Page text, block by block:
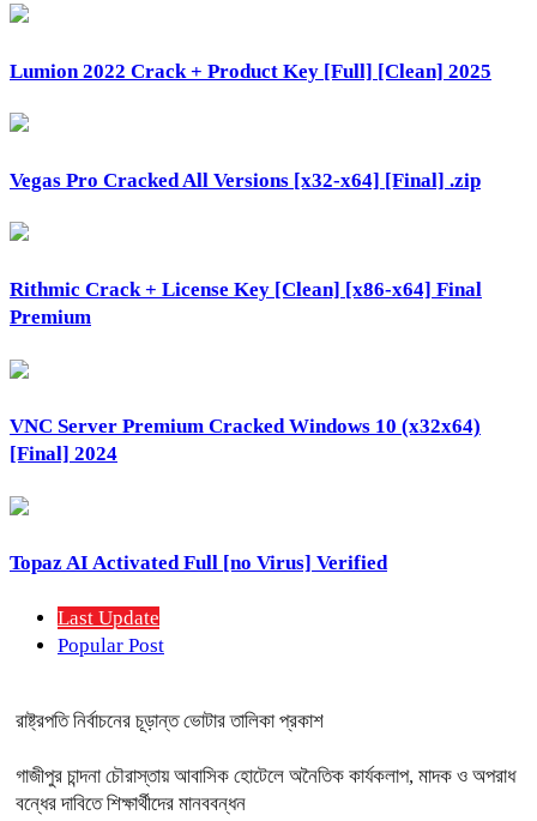
Lumion 2022 Crack + Product Key [Full] [Clean] 2025
Vegas Pro Cracked All Versions [x32-x64] [Final] .zip
Rithmic Crack + License Key [Clean] [x86-x64] Final
Premium
VNC Server Premium Cracked Windows 10 (x32x64)
[Final] 2024
Topaz AI Activated Full [no Virus] Verified
Last Update
Popular Post
রাষ্ট্রপতি নির্বাচনের চূড়ান্ত ভোটার তালিকা প্রকাশ
গাজীপুর চান্দনা চৌরাস্তায় আবাসিক হোটেলে অনৈতিক কার্যকলাপ, মাদক ও অপরাধ
বন্ধের দাবিতে শিক্ষার্থীদের মানববন্ধন